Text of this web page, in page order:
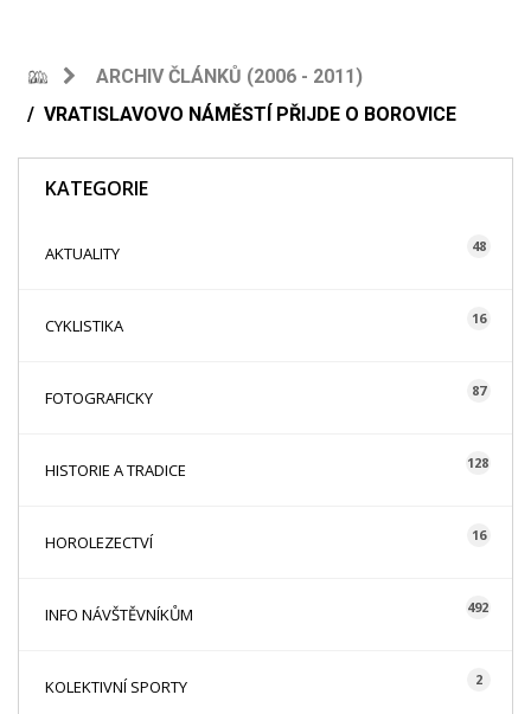
ARCHIV ČLÁNKŮ (2006 - 2011)
VRATISLAVOVO NÁMĚSTÍ PŘIJDE O BOROVICE
KATEGORIE
AKTUALITY 48
CYKLISTIKA 16
FOTOGRAFICKY 87
HISTORIE A TRADICE 128
HOROLEZECTVÍ 16
INFO NÁVŠTĚVNÍKŮM 492
KOLEKTIVNÍ SPORTY 2